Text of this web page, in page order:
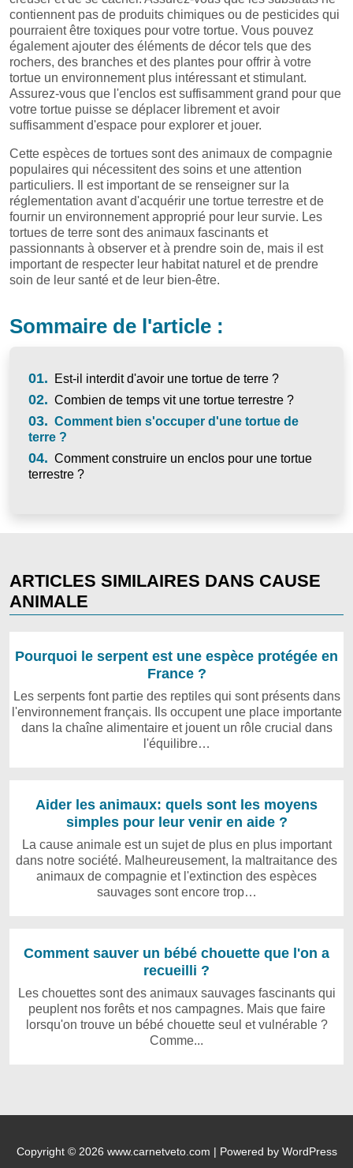
contiennent pas de produits chimiques ou de pesticides qui
pourraient être toxiques pour votre tortue. Vous pouvez
également ajouter des éléments de décor tels que des
rochers, des branches et des plantes pour offrir à votre
tortue un environnement plus intéressant et stimulant.
Assurez-vous que l'enclos est suffisamment grand pour que
votre tortue puisse se déplacer librement et avoir
suffisamment d'espace pour explorer et jouer.
Cette espèces de tortues sont des animaux de compagnie
populaires qui nécessitent des soins et une attention
particuliers. Il est important de se renseigner sur la
réglementation avant d'acquérir une tortue terrestre et de
fournir un environnement approprié pour leur survie. Les
tortues de terre sont des animaux fascinants et
passionnants à observer et à prendre soin de, mais il est
important de respecter leur habitat naturel et de prendre
soin de leur santé et de leur bien-être.
Sommaire de l'article :
01. Est-il interdit d'avoir une tortue de terre ?
02. Combien de temps vit une tortue terrestre ?
03. Comment bien s'occuper d'une tortue de
terre ?
04. Comment construire un enclos pour une tortue
terrestre ?
ARTICLES SIMILAIRES DANS CAUSE
ANIMALE
Pourquoi le serpent est une espèce protégée en
France ?
Les serpents font partie des reptiles qui sont présents dans
l'environnement français. Ils occupent une place importante
dans la chaîne alimentaire et jouent un rôle crucial dans
l'équilibre…
Aider les animaux: quels sont les moyens
simples pour leur venir en aide ?
La cause animale est un sujet de plus en plus important
dans notre société. Malheureusement, la maltraitance des
animaux de compagnie et l'extinction des espèces
sauvages sont encore trop…
Comment sauver un bébé chouette que l'on a
recueilli ?
Les chouettes sont des animaux sauvages fascinants qui
peuplent nos forêts et nos campagnes. Mais que faire
lorsqu'on trouve un bébé chouette seul et vulnérable ?
Comme...
Copyright © 2026 www.carnetveto.com | Powered by WordPress